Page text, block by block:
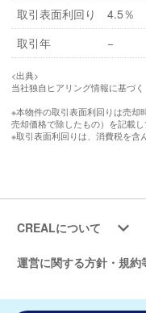
取引表面利回り
4.5％
取引年
−
<出典>
当社独自ヒアリング情報に基づく
※本物件の取引表面利回りは売却
売却価格で除したもの）を記載し
※取引表面利回りは、消費税を含
CREALについて
運営に関する方針・規約